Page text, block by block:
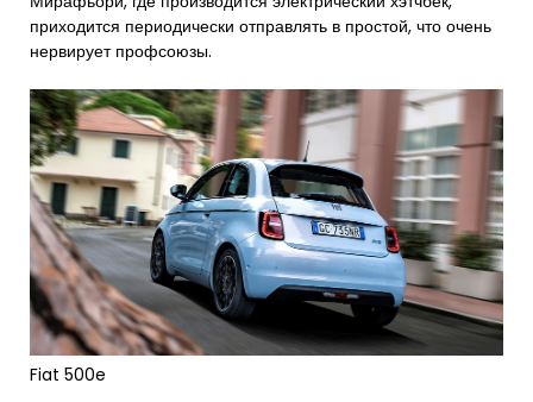
приходится периодически отправлять в простой, что очень
нервирует профсоюзы.
Fiat 500e